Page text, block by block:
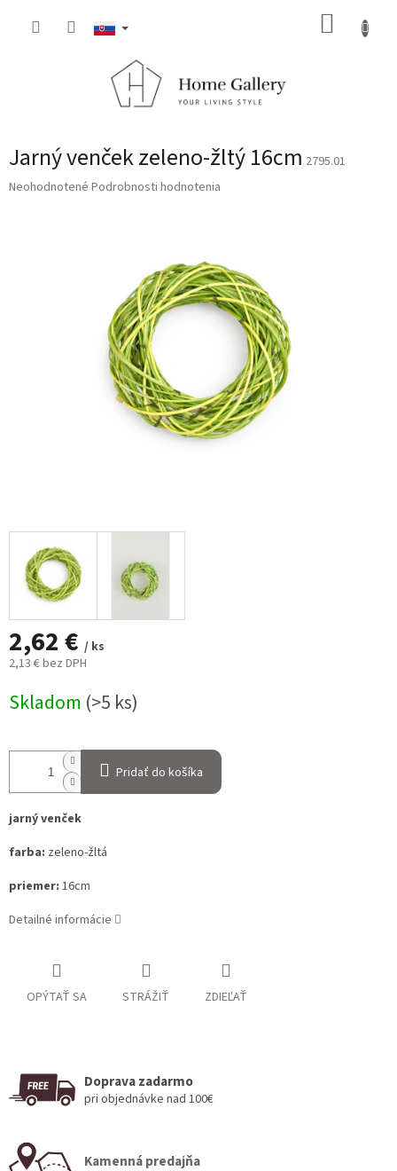
Jarný venček zeleno-žltý 16cm 2795.01
Priemerné
Neohodnotené Podrobnosti hodnotenia
2,62 € / ks
2,13 € bez DPH
cena:
Skladom (>5 ks)
Pridať do košíka
jarný venček
farba: zeleno-žltá
priemer: 16cm
Detailné informácie
OPÝTAŤ SA STRÁŽIŤ ZDIEĽAŤ
Doprava zadarmo
pri objednávke nad 100€
Kamenná predajňa